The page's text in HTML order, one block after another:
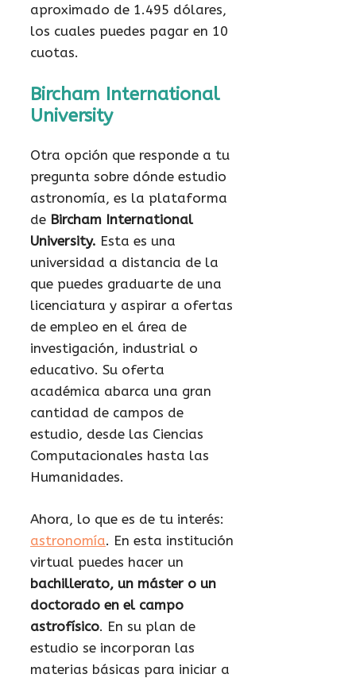
aproximado de 1.495 dólares,
los cuales puedes pagar en 10
cuotas.
Bircham International
University
Otra opción que responde a tu
pregunta sobre dónde estudio
astronomía, es la plataforma
de Bircham International
University. Esta es una
universidad a distancia de la
que puedes graduarte de una
licenciatura y aspirar a ofertas
de empleo en el área de
investigación, industrial o
educativo. Su oferta
académica abarca una gran
cantidad de campos de
estudio, desde las Ciencias
Computacionales hasta las
Humanidades.
Ahora, lo que es de tu interés:
astronomía. En esta institución
virtual puedes hacer un
bachillerato, un máster o un
doctorado en el campo
astrofísico. En su plan de
estudio se incorporan las
materias básicas para iniciar a